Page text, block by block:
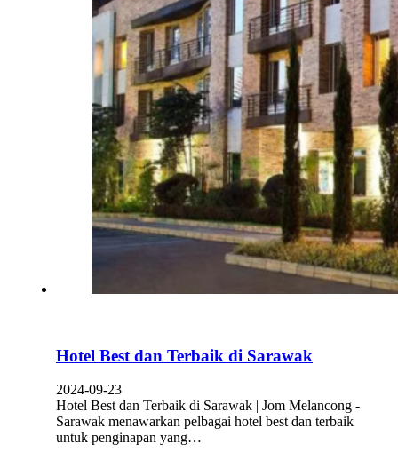
Hotel Best dan Terbaik di Sarawak
2024-09-23
Hotel Best dan Terbaik di Sarawak | Jom Melancong -
Sarawak menawarkan pelbagai hotel best dan terbaik
untuk penginapan yang…